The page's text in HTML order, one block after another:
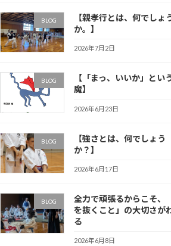
BLOG
【親孝行とは、何でしょ
か。】
2026年7月2日
BLOG
【「まっ、いいか」とい
魔】
2026年6月23日
BLOG
【強さとは、何でしょう
か？】
2026年6月17日
BLOG
全力で頑張るからこそ、
を抜くこと」の大切さが
る
2026年6月8日